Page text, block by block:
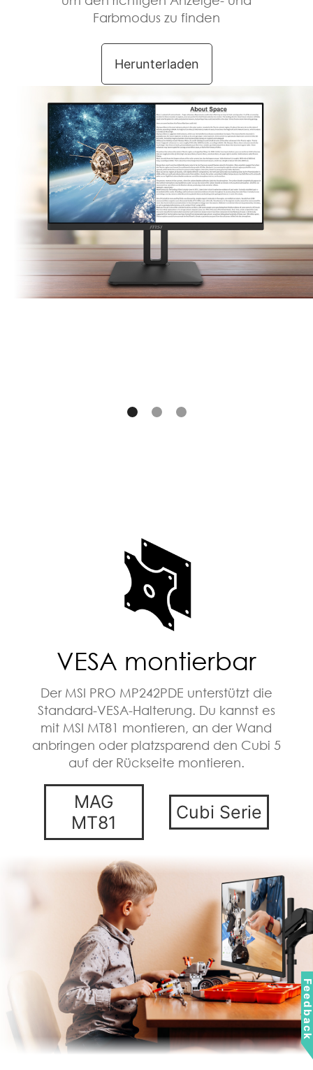
Exklusives Display
Kit - Werkzeuge
Die Tastatur hat ein Problem in
einer wichtigen Besprechung oder
Präsentation? Das MSI Display Kit
bereitet eine virtuelle Tastatur vor,
die du jederzeit und überall
verwenden kannst.
VESA montierbar
Der MSI PRO MP242PDE unterstützt die
Standard-VESA-Halterung. Du kannst es
mit MSI MT81 montieren, an der Wand
anbringen oder platzsparend den Cubi 5
auf der Rückseite montieren.
MAG
MT81
Cubi Serie